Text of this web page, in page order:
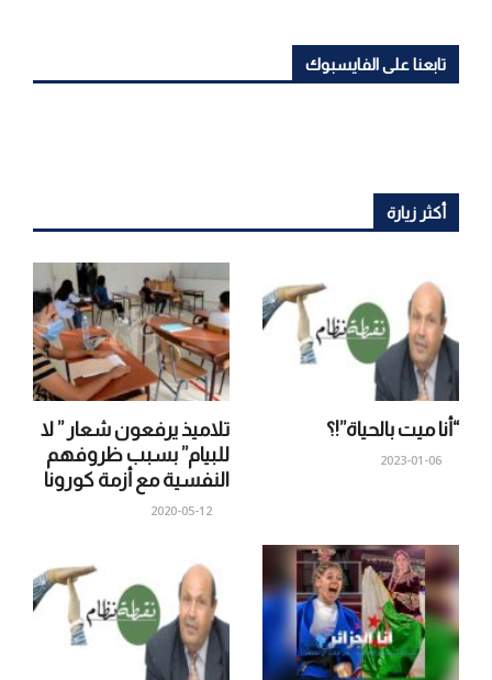
تابعنا على الفايسبوك
أكثر زيارة
تلاميذ يرفعون شعار ” لا
للبيام” بسبب ظروفهم
النفسية مع أزمة كورونا
2020-05-12
“أنا ميت بالحياة”!؟
2023-01-06